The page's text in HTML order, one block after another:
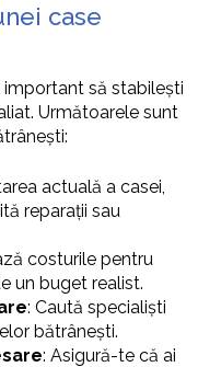
case
important să stabilești
Următoarele sunt
actuală a casei,
reparații sau
costurile pentru
un buget realist.
: Caută specialiști
bătrânești.
: Asigură-te că ai